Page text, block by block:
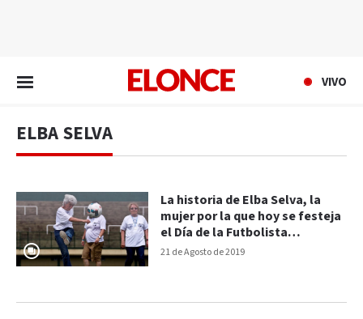
VIVO
ELBA SELVA
21 de Agosto de 2019
La historia de Elba Selva, la
mujer por la que hoy se festeja
el Día de la Futbolista
Argentina